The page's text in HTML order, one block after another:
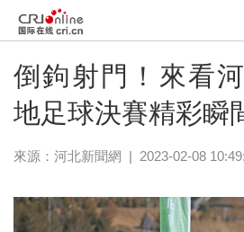
倒鉤射門！來看
地足球決賽精彩瞬
來源： 河北新聞網 | 2023-02-08